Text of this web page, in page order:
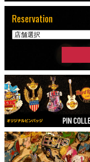
Reservation